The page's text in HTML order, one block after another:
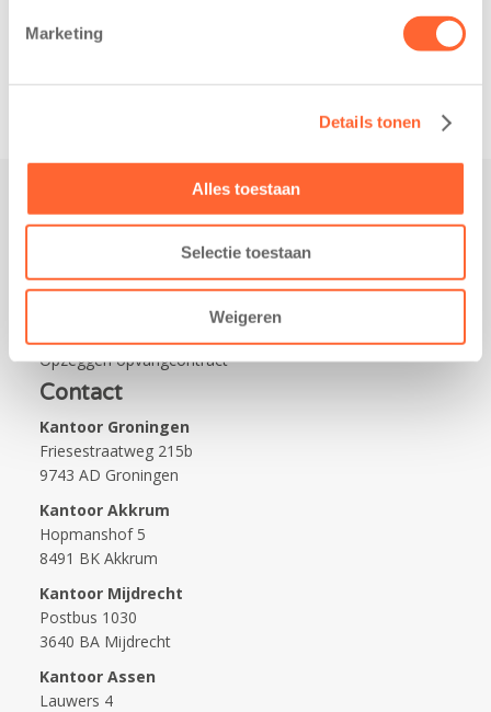
Marketing
Details tonen
Alles toestaan
Selectie toestaan
Weigeren
Leeuwarden Zuid.
Praktisch
Werken bij Kids First
Nieuws over Kids First
Wijzigen opvangcontract
Opzeggen opvangcontract
Contact
Kantoor Groningen
Friesestraatweg 215b
9743 AD Groningen
Kantoor Akkrum
Hopmanshof 5
8491 BK Akkrum
Kantoor Mijdrecht
Postbus 1030
3640 BA Mijdrecht
Kantoor Assen
Lauwers 4